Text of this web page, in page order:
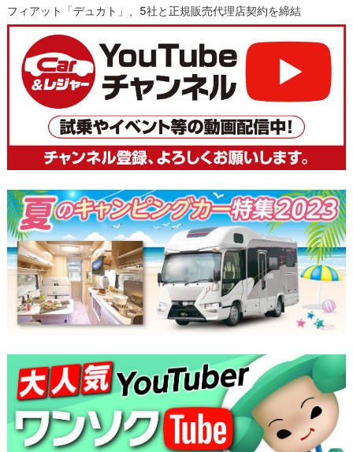
フィアット「デュカト」、5社と正規販売代理店契約を締結